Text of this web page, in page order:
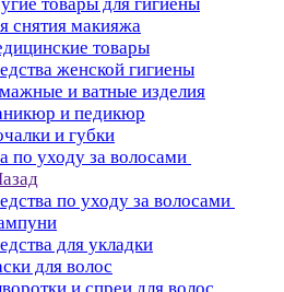
снятия макияжа
товары
женской гигиены
и ватные изделия
и педикюр
и губки
по уходу за волосами
по уходу за волосами
для укладки
для волос